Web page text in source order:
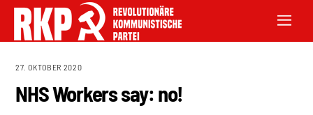
27. OKTOBER 2020
NHS Workers say: no!